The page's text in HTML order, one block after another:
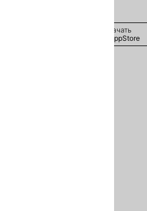
Скачать
в AppStore